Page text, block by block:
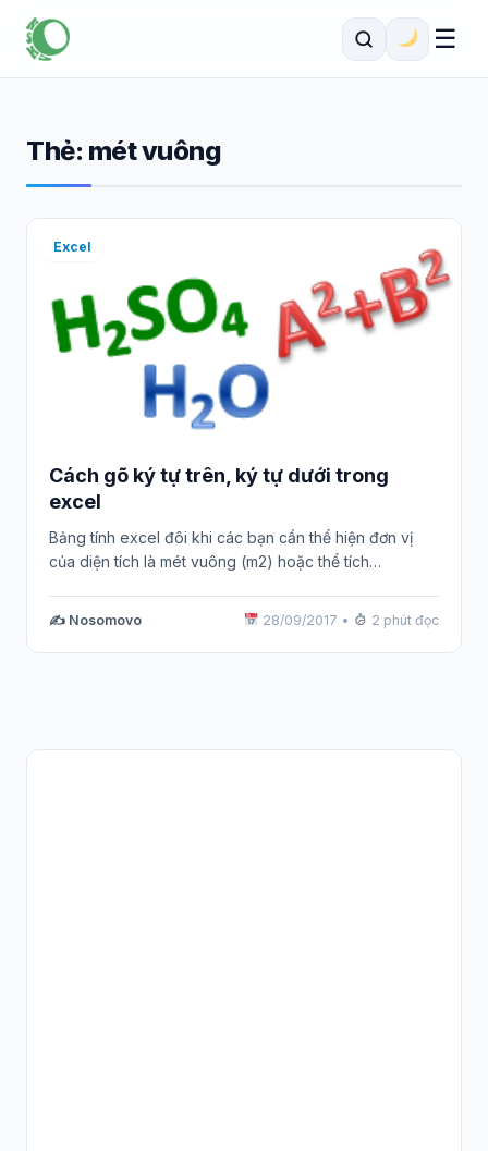
☰
Thẻ: mét vuông
Excel
Cách gõ ký tự trên, ký tự dưới trong
excel
Bảng tính excel đôi khi các bạn cần thể hiện đơn vị
của diện tích là mét vuông (m2) hoặc thể tích…
✍️ Nosomovo 28/09/2017 • 2 phút đọc